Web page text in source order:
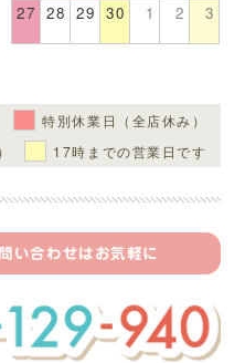
27 28 29 30 1 2 3
特別休業日（全店休み）
17時までの営業日です
い合わせはお気軽に